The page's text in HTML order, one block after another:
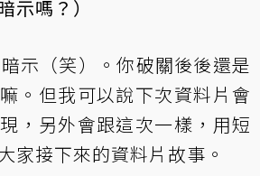
示嗎？）
示（笑）。你破關後後還是
。但我可以說下次資料片會
，另外會跟這次一樣，用短
家接下來的資料片故事。